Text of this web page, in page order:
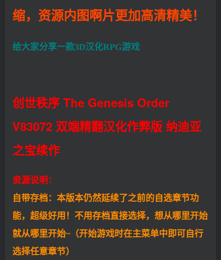
缩，资源内图啊片更加高清精美！
给大家分享一款3D汉化RPG游戏
创世秩序 The Genesis Order
V83072 双端精翻汉化作弊版 纳迪亚
之宝续作
资源说明：
自带存档：本版本仍然延续了之前的自选章节功
能，超级好用！不用存档直接选择，想从哪里开始
就从哪里开始~（开始游戏时在主菜单中即可自行
选择任意章节）